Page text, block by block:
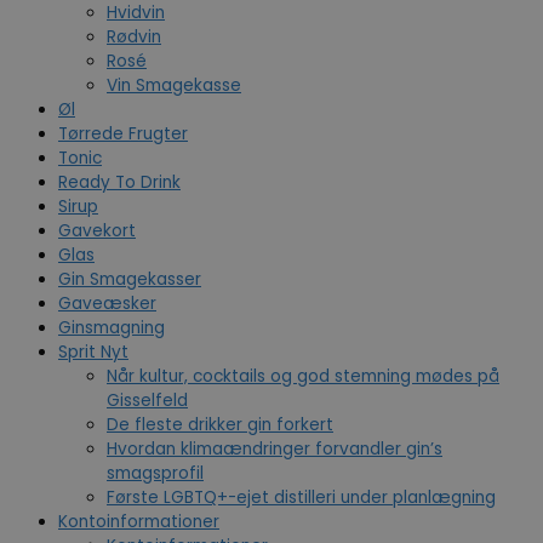
Hvidvin
Rødvin
Rosé
Vin Smagekasse
Øl
Tørrede Frugter
Tonic
Ready To Drink
Sirup
Gavekort
Glas
Gin Smagekasser
Gaveæsker
Ginsmagning
Sprit Nyt
Når kultur, cocktails og god stemning mødes på
Gisselfeld
De fleste drikker gin forkert
Hvordan klimaændringer forvandler gin’s
smagsprofil
Første LGBTQ+-ejet distilleri under planlægning
Kontoinformationer